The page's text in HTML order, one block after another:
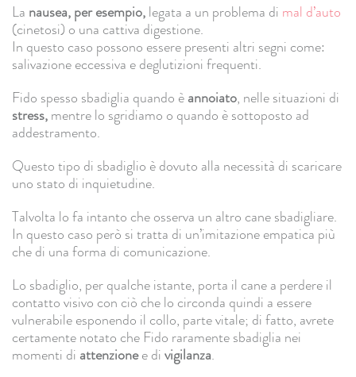
La nausea, per esempio,legata a un problema di mal d’auto
(cinetosi) o una cattiva digestione.
In questo caso possono essere presenti altri segni come:
salivazione eccessiva e deglutizioni frequenti.
Fido spesso sbadiglia quando èannoiato, nelle situazioni di
stress,mentre lo sgridiamo o quando è sottoposto ad
addestramento.
Questo tipo di sbadiglio è dovuto alla necessità di scaricare
uno stato di inquietudine.
Talvolta lo fa intanto che osserva un altro cane sbadigliare.
In questo caso però si tratta di un’imitazione empatica più
che di una forma di comunicazione.
Lo sbadiglio, per qualche istante, porta il cane a perdere il
contatto visivo con ciò che lo circonda quindi a essere
vulnerabile esponendo il collo, parte vitale; di fatto, avrete
certamente notato che Fido raramente sbadiglia nei
momenti di attenzionee divigilanza.